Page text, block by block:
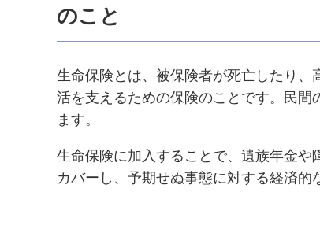
のこと
生命保険とは、被保険者が死亡したり
活を支えるための保険のことです。民間
ます。
生命保険に加入することで、遺族年金
カバーし、予期せぬ事態に対する経済的